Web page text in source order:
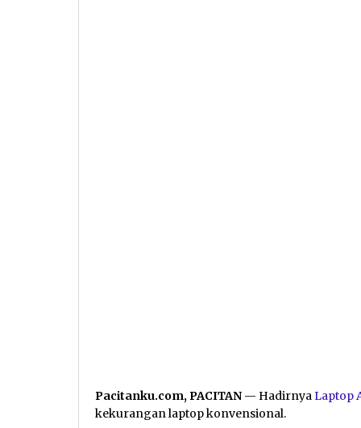
Pacitanku.com, PACITAN — HadirnyaLaptop
kekurangan laptop konvensional.